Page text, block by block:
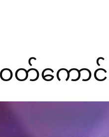
တ်ကော